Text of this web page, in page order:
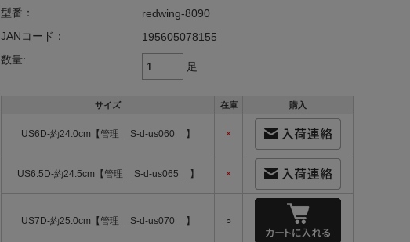
型番：
redwing-8090
JANコード：
195605078155
数量:
足
サイズ 在庫 購入
US6D-約24.0cm【管理__S-d-us060__】 ×
US6.5D-約24.5cm【管理__S-d-us065__】 ×
US7D-約25.0cm【管理__S-d-us070__】 ○